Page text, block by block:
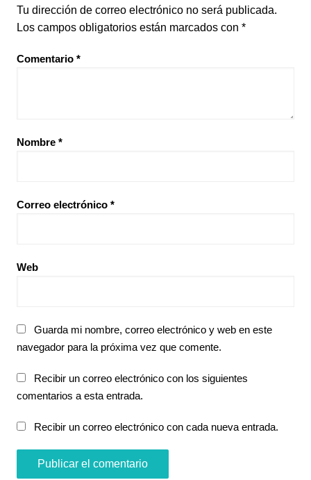
Tu dirección de correo electrónico no será publicada.
Los campos obligatorios están marcados con *
Comentario *
Nombre *
Correo electrónico *
Web
Guarda mi nombre, correo electrónico y web en este
navegador para la próxima vez que comente.
Recibir un correo electrónico con los siguientes
comentarios a esta entrada.
Recibir un correo electrónico con cada nueva entrada.